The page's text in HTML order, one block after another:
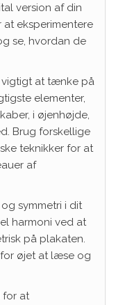
version af din
eksperimentere
se, hvordan de
at tænke på
elementer,
i øjenhøjde,
Brug forskellige
teknikker for at
af
symmetri i dit
harmoni ved at
på plakaten.
øjet at læse og
for at